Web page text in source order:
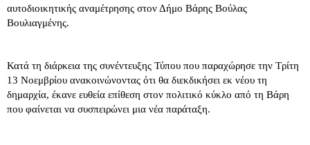
αυτοδιοικητικής αναμέτρησης στον Δήμο Βάρης Βούλας
Βουλιαγμένης.
Κατά τη διάρκεια της συνέντευξης Τύπου που παραχώρησε την Τρίτη
13 Νοεμβρίου ανακοινώνοντας ότι θα διεκδικήσει εκ νέου τη
δημαρχία, έκανε ευθεία επίθεση στον πολιτικό κύκλο από τη Βάρη
που φαίνεται να συσπειρώνει μια νέα παράταξη.